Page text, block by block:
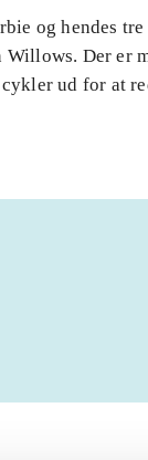
og hendes
Der er
ud for at